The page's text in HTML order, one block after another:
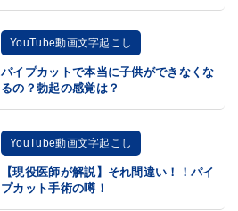
YouTube動画文字起こし
パイプカットで本当に子供ができなくな
るの？勃起の感覚は？
YouTube動画文字起こし
【現役医師が解説】それ間違い！！パイ
プカット手術の噂！